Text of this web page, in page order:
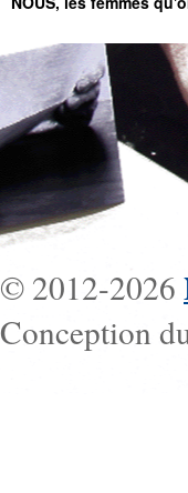
© 2012-2026
Conception